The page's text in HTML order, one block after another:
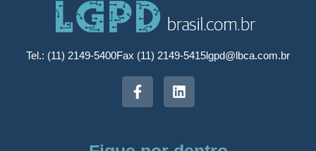
Tel.: (11) 2149-5400Fax (11) 2149-5415lgpd@lbca.com.br